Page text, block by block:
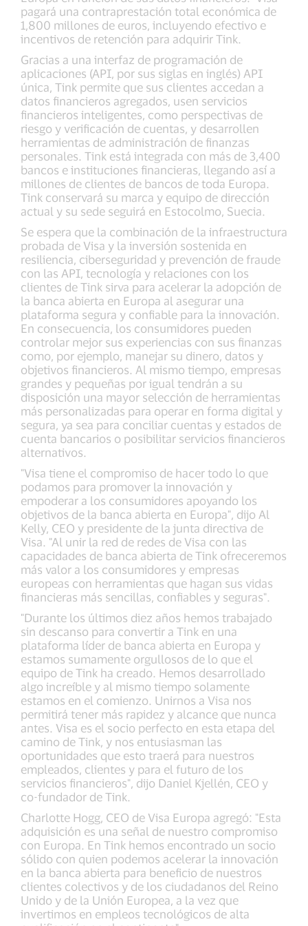
pagará una contraprestación total económica de
1,800 millones de euros, incluyendo efectivo e
incentivos de retención para adquirir Tink.
Gracias a una interfaz de programación de
aplicaciones (API, por sus siglas en inglés) API
única, Tink permite que sus clientes accedan a
datos financieros agregados, usen servicios
financieros inteligentes, como perspectivas de
riesgo y verificación de cuentas, y desarrollen
herramientas de administración de finanzas
personales. Tink está integrada con más de 3,400
bancos e instituciones financieras, llegando así a
millones de clientes de bancos de toda Europa.
Tink conservará su marca y equipo de dirección
actual y su sede seguirá en Estocolmo, Suecia.
Se espera que la combinación de la infraestructura
probada de Visa y la inversión sostenida en
resiliencia, ciberseguridad y prevención de fraude
con las API, tecnología y relaciones con los
clientes de Tink sirva para acelerar la adopción de
la banca abierta en Europa al asegurar una
plataforma segura y confiable para la innovación.
En consecuencia, los consumidores pueden
controlar mejor sus experiencias con sus finanzas
como, por ejemplo, manejar su dinero, datos y
objetivos financieros. Al mismo tiempo, empresas
grandes y pequeñas por igual tendrán a su
disposición una mayor selección de herramientas
más personalizadas para operar en forma digital y
segura, ya sea para conciliar cuentas y estados de
cuenta bancarios o posibilitar servicios financieros
alternativos.
"Visa tiene el compromiso de hacer todo lo que
podamos para promover la innovación y
empoderar a los consumidores apoyando los
objetivos de la banca abierta en Europa", dijo Al
Kelly, CEO y presidente de la junta directiva de
Visa. "Al unir la red de redes de Visa con las
capacidades de banca abierta de Tink ofreceremos
más valor a los consumidores y empresas
europeas con herramientas que hagan sus vidas
financieras más sencillas, confiables y seguras".
"Durante los últimos diez años hemos trabajado
sin descanso para convertir a Tink en una
plataforma líder de banca abierta en Europa y
estamos sumamente orgullosos de lo que el
equipo de Tink ha creado. Hemos desarrollado
algo increíble y al mismo tiempo solamente
estamos en el comienzo. Unirnos a Visa nos
permitirá tener más rapidez y alcance que nunca
antes. Visa es el socio perfecto en esta etapa del
camino de Tink, y nos entusiasman las
oportunidades que esto traerá para nuestros
empleados, clientes y para el futuro de los
servicios financieros", dijo Daniel Kjellén, CEO y
co-fundador de Tink.
Charlotte Hogg, CEO de Visa Europa agregó: "Esta
adquisición es una señal de nuestro compromiso
con Europa. En Tink hemos encontrado un socio
sólido con quien podemos acelerar la innovación
en la banca abierta para beneficio de nuestros
clientes colectivos y de los ciudadanos del Reino
Unido y de la Unión Europea, a la vez que
invertimos en empleos tecnológicos de alta